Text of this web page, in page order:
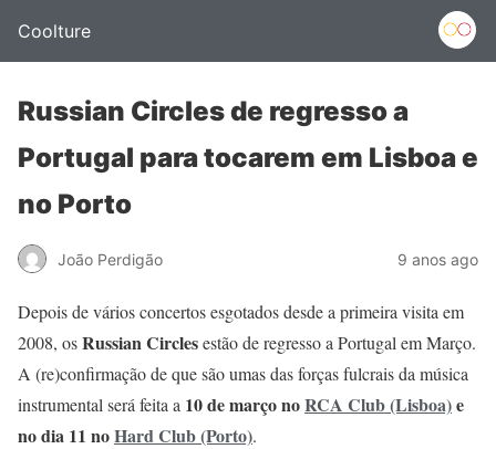
Coolture
Russian Circles de regresso a
Portugal para tocarem em Lisboa e
no Porto
João Perdigão 9 anos ago
Depois de vários concertos esgotados desde a primeira visita em
2008, osRussian Circlesestão de regresso a Portugal em Março.
A (re)confirmação de que são umas das forças fulcrais da música
instrumental será feita a 10 de março noRCA Club (Lisboa)e
no dia 11 noHard Club (Porto).